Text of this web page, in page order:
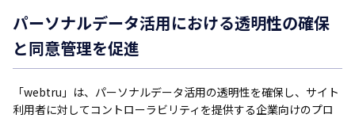
パーソナルデータ活用における透明性の確保
と同意管理を促進
「webtru」は、パーソナルデータ活用の透明性を確保し、サイト
利用者に対してコントローラビリティを提供する企業向けのプロ